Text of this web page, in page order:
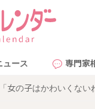
ュース 専門家
「女の子はかわいくな